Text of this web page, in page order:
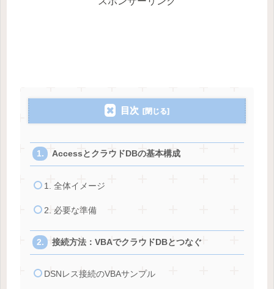
目次
AccessとクラウドDBの基本構成
1. 全体イメージ
2. 必要な準備
接続方法：VBAでクラウドDBとつなぐ
DSNレス接続のVBAサンプル